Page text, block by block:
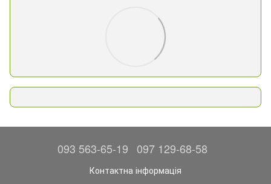
093 563-65-19 097 129-68-58
Контактна інформація